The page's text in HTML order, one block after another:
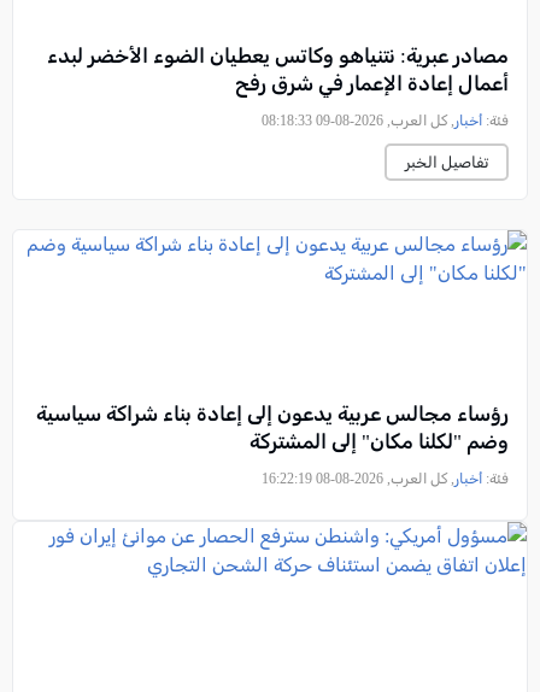
مصادر عبرية: نتنياهو وكاتس يعطيان الضوء الأخضر لبدء
أعمال إعادة الإعمار في شرق رفح
فئة: أخبار , كل العرب, 2026-08-09 08:18:33
تفاصيل الخبر
رؤساء مجالس عربية يدعون إلى إعادة بناء شراكة سياسية
وضم "لكلنا مكان" إلى المشتركة
فئة: أخبار , كل العرب, 2026-08-08 16:22:19